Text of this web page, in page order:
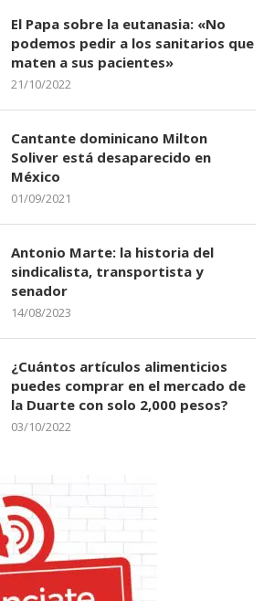
El Papa sobre la eutanasia: «No
podemos pedir a los sanitarios que
maten a sus pacientes»
21/10/2022
Cantante dominicano Milton
Soliver está desaparecido en
México
01/09/2021
Antonio Marte: la historia del
sindicalista, transportista y
senador
14/08/2023
¿Cuántos artículos alimenticios
puedes comprar en el mercado de
la Duarte con solo 2,000 pesos?
03/10/2022